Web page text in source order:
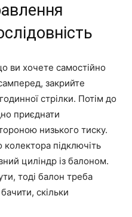
ви хочете самостійно
закрийте
стрілки. Потім до
приєднати
низького тиску.
колектора підключіть
циліндр із балоном.
тоді балон треба
скільки